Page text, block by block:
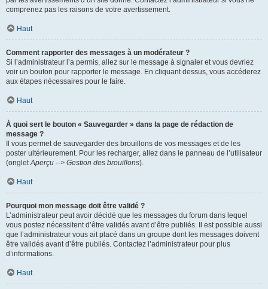
comprenez pas les raisons de votre avertissement.
Haut
Comment rapporter des messages à un modérateur ?
Si l’administrateur l’a permis, allez sur le message à signaler et vous devriez
voir un bouton pour rapporter le message. En cliquant dessus, vous accéderez
aux étapes nécessaires pour le faire.
Haut
À quoi sert le bouton « Sauvegarder » dans la page de rédaction de
message ?
Il vous permet de sauvegarder des brouillons de vos messages et de les
poster ultérieurement. Pour les recharger, allez dans le panneau de l’utilisateur
(ongletAperçu --> Gestion des brouillons).
Haut
Pourquoi mon message doit être validé ?
L’administrateur peut avoir décidé que les messages du forum dans lequel
vous postez nécessitent d’être validés avant d’être publiés. Il est possible aussi
que l’administrateur vous ait placé dans un groupe dont les messages doivent
être validés avant d’être publiés. Contactez l’administrateur pour plus
d’informations.
Haut